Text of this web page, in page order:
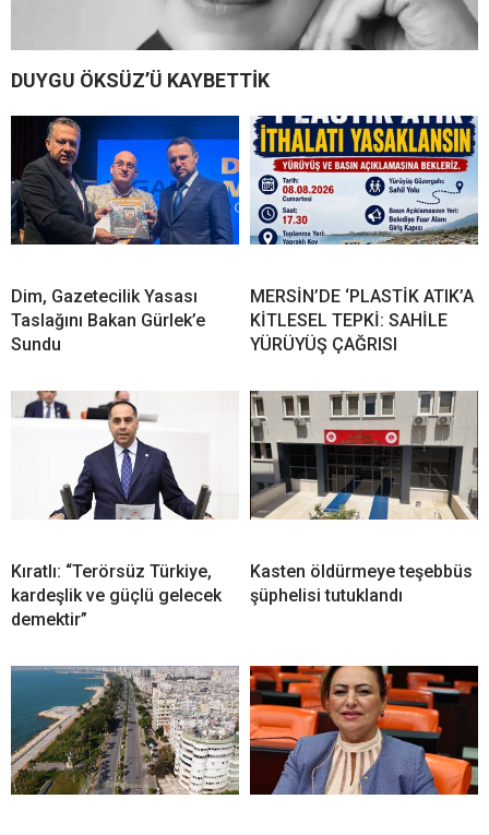
DUYGU ÖKSÜZ’Ü KAYBETTİK
Dim, Gazetecilik Yasası
Taslağını Bakan Gürlek’e
Sundu
MERSİN’DE ‘PLASTİK ATIK’A
KİTLESEL TEPKİ: SAHİLE
YÜRÜYÜŞ ÇAĞRISI
Kıratlı: “Terörsüz Türkiye,
kardeşlik ve güçlü gelecek
demektir”
Kasten öldürmeye teşebbüs
şüphelisi tutuklandı